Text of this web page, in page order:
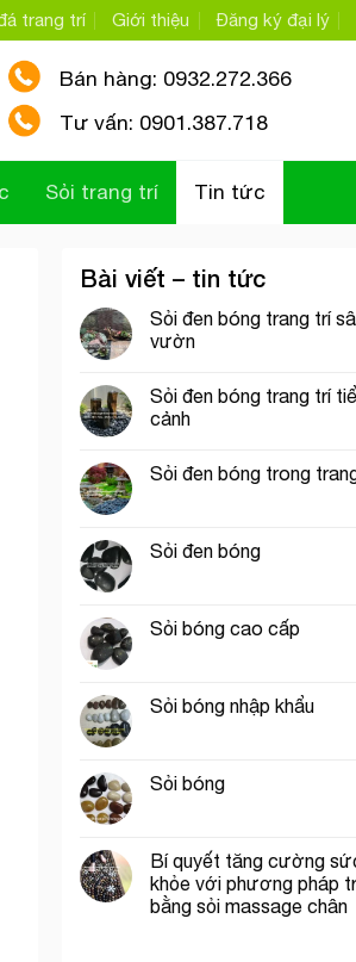
trang trí Giới thiệu Đăng ký đại lý
Bán hàng: 0932.272.366
Tư vấn: 0901.387.718
Sỏi trang trí Tin tức
Bài viết – tin tức
Sỏi đen bóng trang trí
vườn
Sỏi đen bóng trang trí
cảnh
Sỏi đen bóng trong
Sỏi đen bóng
Sỏi bóng cao cấp
Sỏi bóng nhập khẩu
Sỏi bóng
Bí quyết tăng cường
khỏe với phương pháp
bằng sỏi massage chân